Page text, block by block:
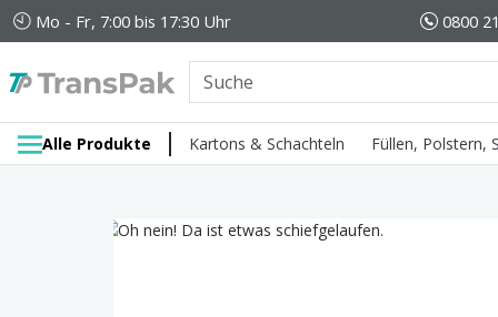
Mo - Fr, 7:00 bis 17:30 Uhr 0800
Alle Produkte Kartons & Schachteln Füllen, Polstern,